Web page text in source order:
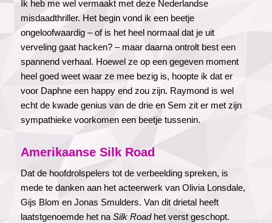
Ik heb me wel vermaakt met deze Nederlandse
misdaadthriller. Het begin vond ik een beetje
ongeloofwaardig – of is het heel normaal dat je uit
verveling gaat hacken? – maar daarna ontrolt best een
spannend verhaal. Hoewel ze op een gegeven moment
heel goed weet waar ze mee bezig is, hoopte ik dat er
voor Daphne een happy end zou zijn. Raymond is wel
echt de kwade genius van de drie en Sem zit er met zijn
sympathieke voorkomen een beetje tussenin.
Amerikaanse Silk Road
Dat de hoofdrolspelers tot de verbeelding spreken, is
mede te danken aan het acteerwerk van Olivia Lonsdale,
Gijs Blom en Jonas Smulders. Van dit drietal heeft
laatstgenoemde het na Silk Roadhet verst geschopt.